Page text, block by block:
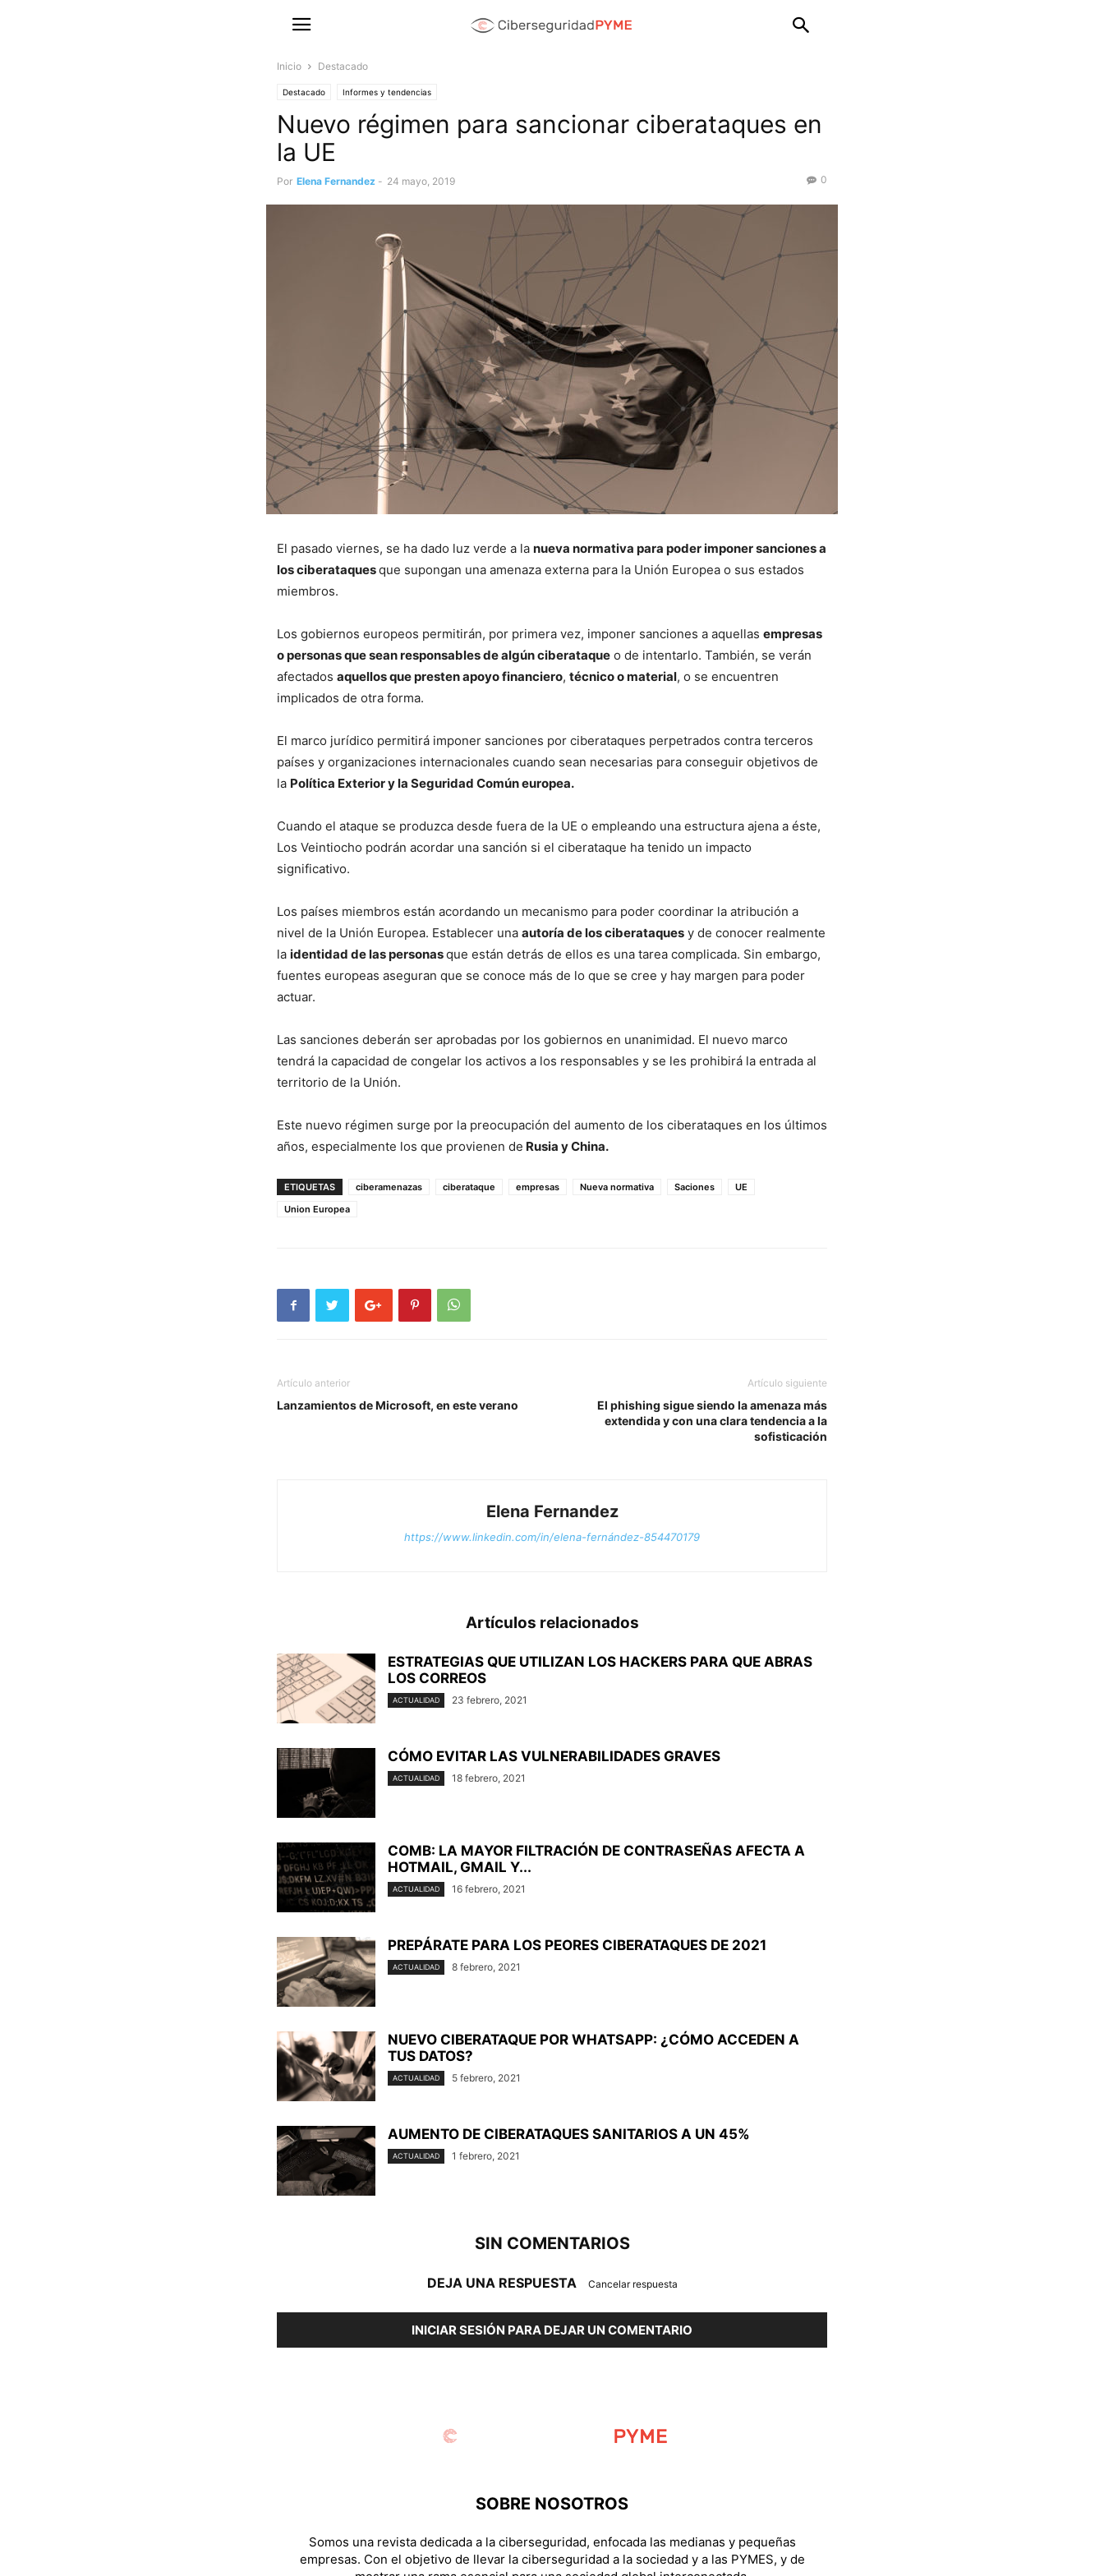
Inicio Destacado
Destacado Informes y tendencias
Nuevo régimen para sancionar ciberataques en
la UE
Por Elena Fernandez - 24 mayo, 2019 0
El pasado viernes, se ha dado luz verde a la nueva normativa para poder imponer sanciones a
los ciberataquesque supongan una amenaza externa para la Unión Europea o sus estados
miembros.
Los gobiernos europeos permitirán, por primera vez, imponer sanciones a aquellas empresas
o personas que sean responsables de algún ciberataque o de intentarlo. También, se verán
afectados aquellos que presten apoyo financiero, técnico o material, o se encuentren
implicados de otra forma.
El marco jurídico permitirá imponer sanciones por ciberataques perpetrados contra terceros
países y organizaciones internacionales cuando sean necesarias para conseguir objetivos de
la Política Exterior y la Seguridad Común europea.
Cuando el ataque se produzca desde fuera de la UE o empleando una estructura ajena a éste,
Los Veintiocho podrán acordar una sanción si el ciberataque ha tenido un impacto
significativo.
Los países miembros están acordando un mecanismo para poder coordinar la atribución a
nivel de la Unión Europea. Establecer una autoría de los ciberataques y de conocer realmente
la identidad de las personasque están detrás de ellos es una tarea complicada. Sin embargo,
fuentes europeas aseguran que se conoce más de lo que se cree y hay margen para poder
actuar.
Las sanciones deberán ser aprobadas por los gobiernos en unanimidad. El nuevo marco
tendrá la capacidad de congelar los activos a los responsables y se les prohibirá la entrada al
territorio de la Unión.
Este nuevo régimen surge por la preocupación del aumento de los ciberataques en los últimos
años, especialmente los que provienen de Rusia y China.
ETIQUETAS ciberamenazas ciberataque empresas Nueva normativa Saciones
UE
Union Europea
Artículo anterior
Lanzamientos de Microsoft, en este verano
Artículo siguiente
El phishing sigue siendo la amenaza más
extendida y con una clara tendencia a la
sofisticación
Elena Fernandez
https://www.linkedin.com/in/elena-fernández-854470179
Artículos relacionados
ESTRATEGIAS QUE UTILIZAN LOS HACKERS PARA QUE ABRAS
LOS CORREOS
ACTUALIDAD 23 febrero, 2021
CÓMO EVITAR LAS VULNERABILIDADES GRAVES
ACTUALIDAD 18 febrero, 2021
COMB: LA MAYOR FILTRACIÓN DE CONTRASEÑAS AFECTA A
HOTMAIL, GMAIL Y...
ACTUALIDAD 16 febrero, 2021
PREPÁRATE PARA LOS PEORES CIBERATAQUES DE 2021
ACTUALIDAD 8 febrero, 2021
NUEVO CIBERATAQUE POR WHATSAPP: ¿CÓMO ACCEDEN A
TUS DATOS?
ACTUALIDAD 5 febrero, 2021
AUMENTO DE CIBERATAQUES SANITARIOS A UN 45%
ACTUALIDAD 1 febrero, 2021
SIN COMENTARIOS
DEJA UNA RESPUESTA Cancelar respuesta
INICIAR SESIÓN PARA DEJAR UN COMENTARIO
SOBRE NOSOTROS
Somos una revista dedicada a la ciberseguridad, enfocada las medianas y pequeñas
empresas. Con el objetivo de llevar la ciberseguridad a la sociedad y a las PYMES, y de